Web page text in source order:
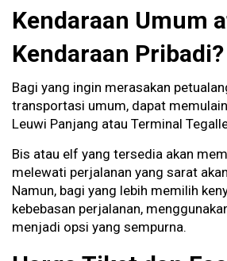
Kendaraan Umum
Kendaraan Pribadi?
Bagi yang ingin merasakan
transportasi umum, dapat
Leuwi Panjang atau Terminal
Bis atau elf yang tersedia akan
melewati perjalanan yang sarat
Namun, bagi yang lebih memilih
kebebasan perjalanan,
menjadi opsi yang sempurna.